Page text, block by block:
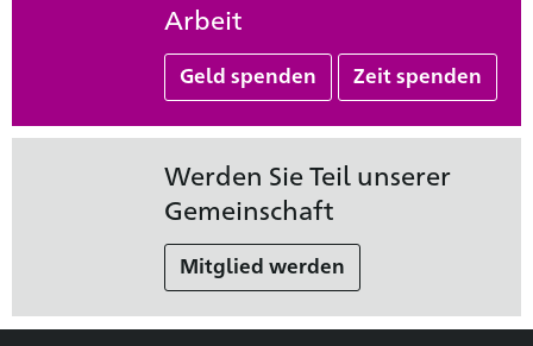
Arbeit
Geld spenden Zeit spenden
Werden Sie Teil unserer
Gemeinschaft
Mitglied werden